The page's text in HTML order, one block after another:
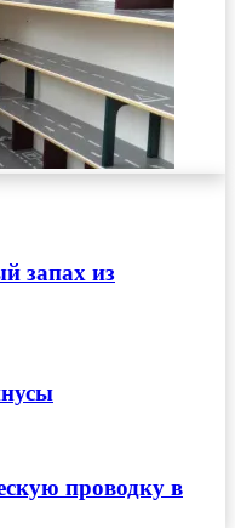
запах из
проводку в